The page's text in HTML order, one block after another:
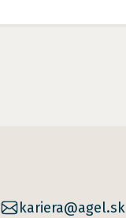
kariera@agel.sk